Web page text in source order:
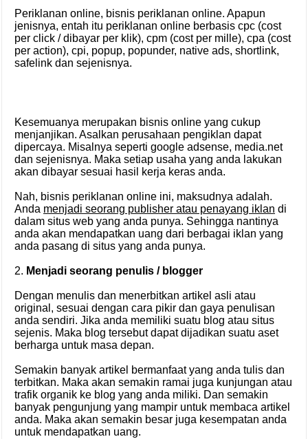
Periklanan online, bisnis periklanan online. Apapun
jenisnya, entah itu periklanan online berbasis cpc (cost
per click / dibayar per klik), cpm (cost per mille), cpa (cost
per action), cpi, popup, popunder, native ads, shortlink,
safelink dan sejenisnya.
Kesemuanya merupakan bisnis online yang cukup
menjanjikan. Asalkan perusahaan pengiklan dapat
dipercaya. Misalnya seperti google adsense, media.net
dan sejenisnya. Maka setiap usaha yang anda lakukan
akan dibayar sesuai hasil kerja keras anda.
Nah, bisnis periklanan online ini, maksudnya adalah.
Anda menjadi seorang publisher atau penayang iklan di
dalam situs web yang anda punya. Sehingga nantinya
anda akan mendapatkan uang dari berbagai iklan yang
anda pasang di situs yang anda punya.
2. Menjadi seorang penulis / blogger
Dengan menulis dan menerbitkan artikel asli atau
original, sesuai dengan cara pikir dan gaya penulisan
anda sendiri. Jika anda memiliki suatu blog atau situs
sejenis. Maka blog tersebut dapat dijadikan suatu aset
berharga untuk masa depan.
Semakin banyak artikel bermanfaat yang anda tulis dan
terbitkan. Maka akan semakin ramai juga kunjungan atau
trafik organik ke blog yang anda miliki. Dan semakin
banyak pengunjung yang mampir untuk membaca artikel
anda. Maka akan semakin besar juga kesempatan anda
untuk mendapatkan uang.